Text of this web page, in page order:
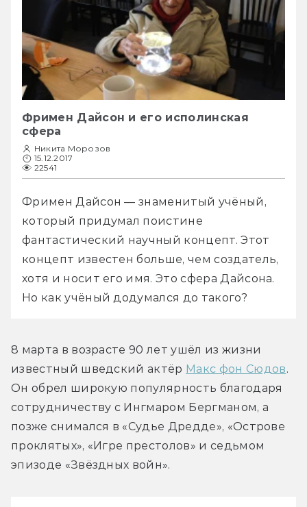
Фримен Дайсон и его исполинская
сфера
Никита Морозов
15.12.2017
22541
Фримен Дайсон — знаменитый учёный,
который придумал поистине
фантастический научный концепт. Этот
концепт известен больше, чем создатель,
хотя и носит его имя. Это сфера Дайсона.
Но как учёный додумался до такого?
8 марта в возрасте 90 лет ушёл из жизни
известный шведский актёр Макс фон Сюдов.
Он обрел широкую популярность благодаря
сотрудничеству с Ингмаром Бергманом, а
позже снимался в «Судье Дредде», «Острове
проклятых», «Игре престолов» и седьмом
эпизоде «Звёздных войн».